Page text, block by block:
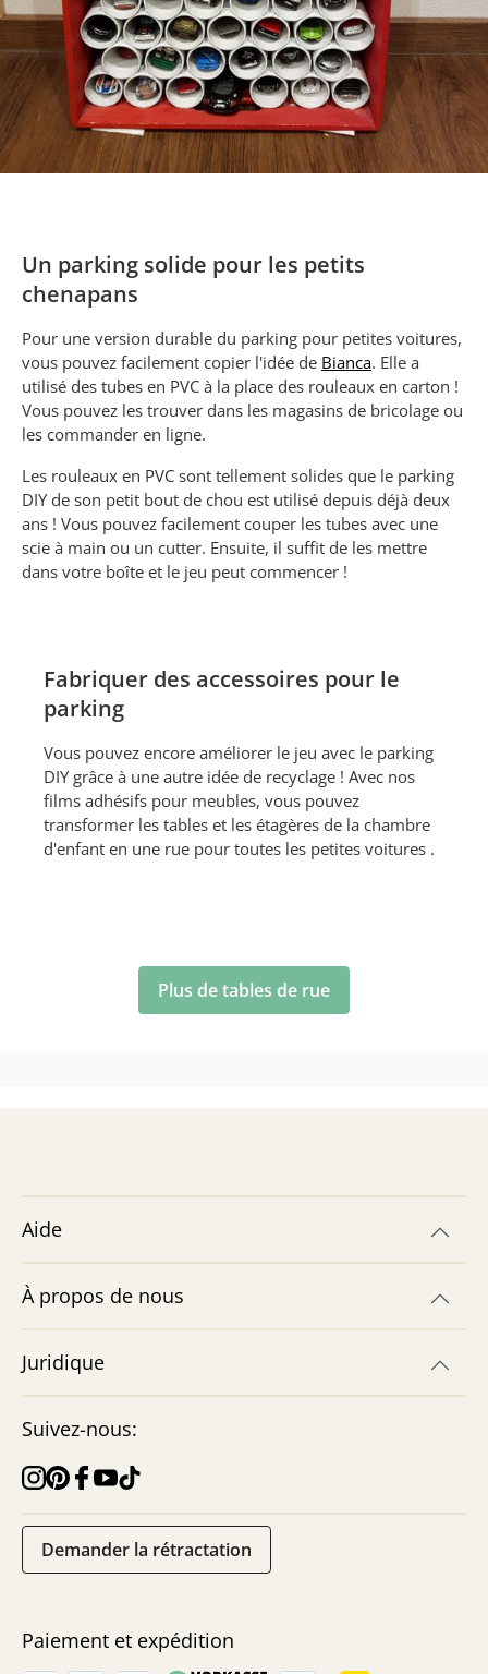
Un parking solide pour les petits
chenapans
Pour une version durable du parking pour petites voitures,
vous pouvez facilement copier l'idée de Bianca. Elle a
utilisé des tubes en PVC à la place des rouleaux en carton !
Vous pouvez les trouver dans les magasins de bricolage ou
les commander en ligne.
Les rouleaux en PVC sont tellement solides que le parking
DIY de son petit bout de chou est utilisé depuis déjà deux
ans ! Vous pouvez facilement couper les tubes avec une
scie à main ou un cutter. Ensuite, il suffit de les mettre
dans votre boîte et le jeu peut commencer !
Fabriquer des accessoires pour le
parking
Vous pouvez encore améliorer le jeu avec le parking
DIY grâce à une autre idée de recyclage ! Avec nos
films adhésifs pour meubles, vous pouvez
transformer les tables et les étagères de la chambre
d'enfant en une rue pour toutes les petites voitures .
Plus de tables de rue
Aide
À propos de nous
Juridique
Suivez-nous:
Demander la rétractation
Paiement et expédition